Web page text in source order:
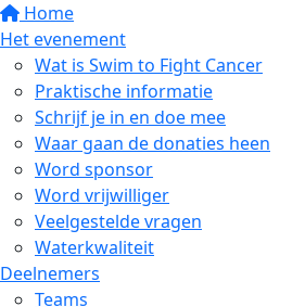
Home
Het evenement
Wat is Swim to Fight Cancer
Praktische informatie
Schrijf je in en doe mee
Waar gaan de donaties heen
Word sponsor
Word vrijwilliger
Veelgestelde vragen
Waterkwaliteit
Deelnemers
Teams